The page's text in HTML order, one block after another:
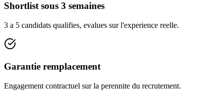
Shortlist sous 3 semaines
3 a 5 candidats qualifies, evalues sur l'experience reelle.
Garantie remplacement
Engagement contractuel sur la perennite du recrutement.